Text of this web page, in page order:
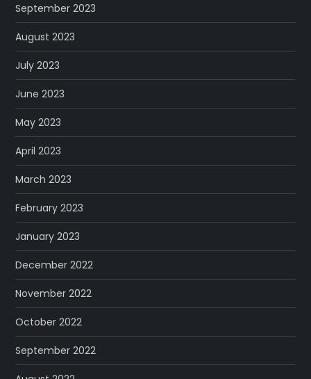
September 2023
August 2023
July 2023
June 2023
May 2023
April 2023
March 2023
February 2023
January 2023
December 2022
November 2022
October 2022
September 2022